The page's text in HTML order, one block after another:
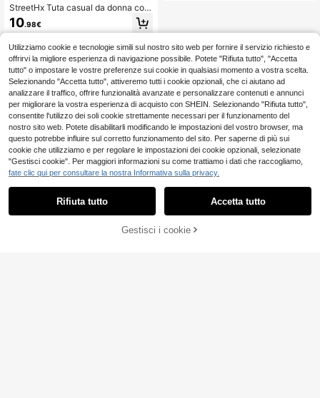
StreetHx Tuta casual da donna con
scollo a V profondo, chiusura con la
ccio anteriore, colore nero
10.98€
AGGIUNGI AL CARRELLO
Utilizziamo cookie e tecnologie simili sul nostro sito web per fornire il servizio richiesto e
offrirvi la migliore esperienza di navigazione possibile. Potete "Rifiuta tutto", "Accetta
tutto" o impostare le vostre preferenze sui cookie in qualsiasi momento a vostra scelta.
Selezionando "Accetta tutto", attiveremo tutti i cookie opzionali, che ci aiutano ad
analizzare il traffico, offrire funzionalità avanzate e personalizzare contenuti e annunci
per migliorare la vostra esperienza di acquisto con SHEIN. Selezionando "Rifiuta tutto",
consentite l'utilizzo dei soli cookie strettamente necessari per il funzionamento del
nostro sito web. Potete disabilitarli modificando le impostazioni del vostro browser, ma
questo potrebbe influire sul corretto funzionamento del sito. Per saperne di più sui
cookie che utilizziamo e per regolare le impostazioni dei cookie opzionali, selezionate
"Gestisci cookie". Per maggiori informazioni su come trattiamo i dati che raccogliamo,
fate clic qui per consultare la nostra Informativa sulla privacy.
Rifiuta tutto Accetta tutto
Gestisci i cookie